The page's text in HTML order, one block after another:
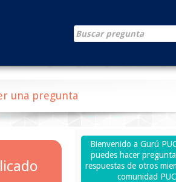
una pregunta
Bienvenido a Gurú
puedes hacer
respuestas de otros
comunidad